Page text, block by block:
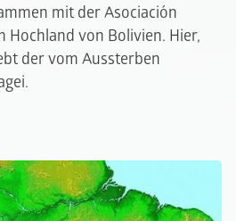
mit der Asociación
Hochland von Bolivien. Hier,
der vom Aussterben